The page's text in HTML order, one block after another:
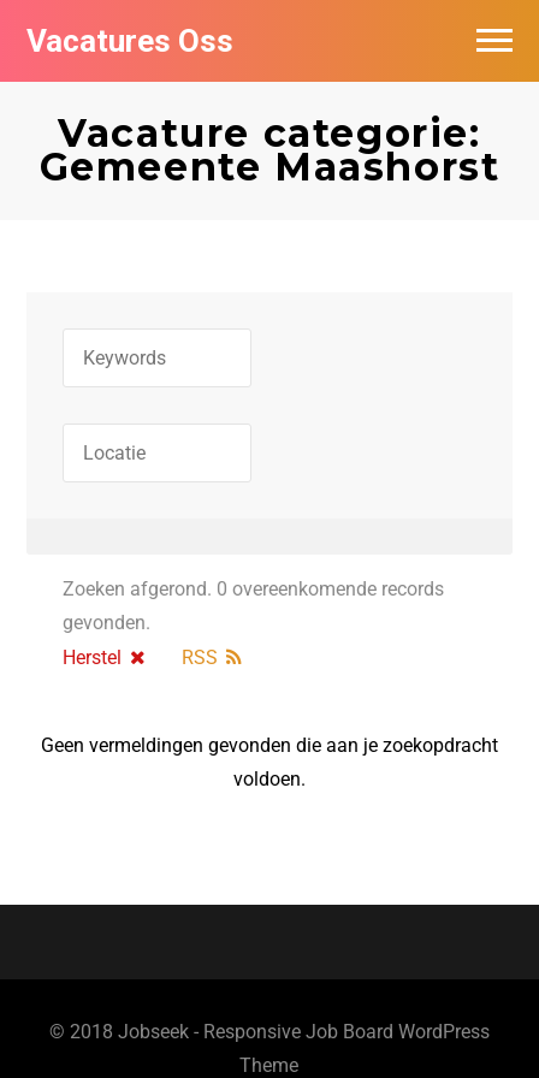
Vacatures Oss
Vacature categorie:
Gemeente Maashorst
Zoeken afgerond. 0 overeenkomende records
gevonden.
Herstel
RSS
Geen vermeldingen gevonden die aan je zoekopdracht
voldoen.
© 2018 Jobseek - Responsive Job Board WordPress
Theme